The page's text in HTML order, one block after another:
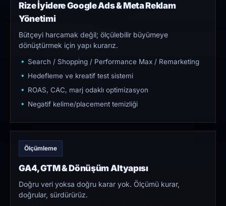
Rize İyidere Google Ads & Meta Reklam
Yönetimi
Bütçeyi harcamak değil; ölçülebilir büyümeye
dönüştürmek için yapı kurarız.
Search / Shopping / Performance Max / Remarketing
Hedefleme ve kreatif test sistemi
ROAS, CAC, marj odaklı optimizasyon
Negatif kelime/placement temizliği
Ölçümleme
GA4, GTM & Dönüşüm Altyapısı
Doğru veri yoksa doğru karar yok. Ölçümü kurar,
doğrular, sürdürürüz.